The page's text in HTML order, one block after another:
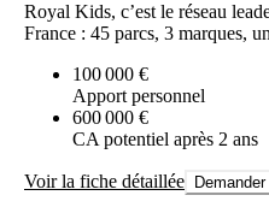
Royal Kids, c’est le réseau
France : 45 parcs, 3 marques,
100 000 €
Apport personnel
600 000 €
CA potentiel après 2 ans
Voir la fiche détaillée